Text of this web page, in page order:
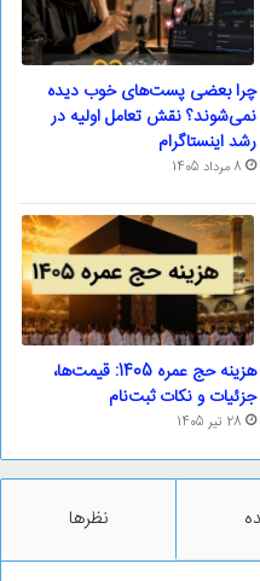
چرا بعضی پست‌های خوب دیده
نمی‌شوند؟ نقش تعامل اولیه در
رشد اینستاگرام
8 مرداد 1405
هزینه حج عمره 1405: قیمت‌ها،
جزئیات و نکات ثبت‌نام
28 تیر 1405
نظرها